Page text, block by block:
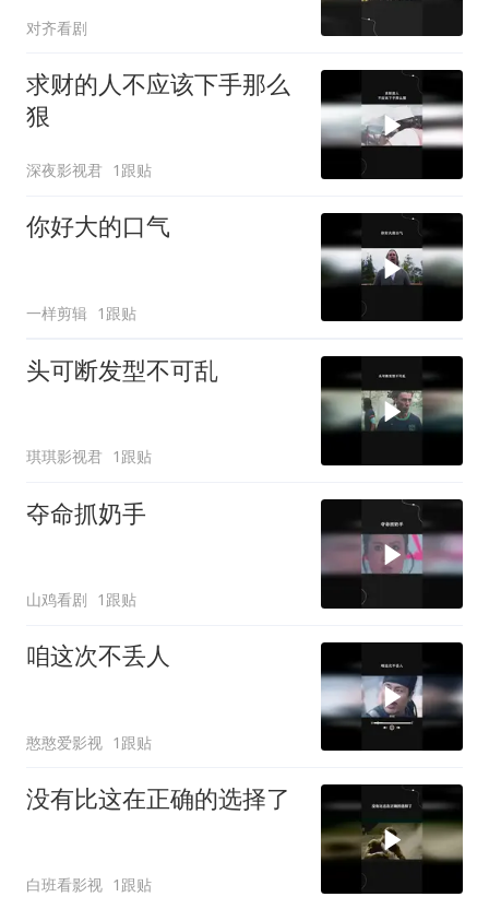
对齐看剧
求财的人不应该下手那么
狠
深夜影视君 1跟贴
你好大的口气
一样剪辑 1跟贴
头可断发型不可乱
琪琪影视君 1跟贴
夺命抓奶手
山鸡看剧 1跟贴
咱这次不丢人
憨憨爱影视 1跟贴
没有比这在正确的选择了
白班看影视 1跟贴